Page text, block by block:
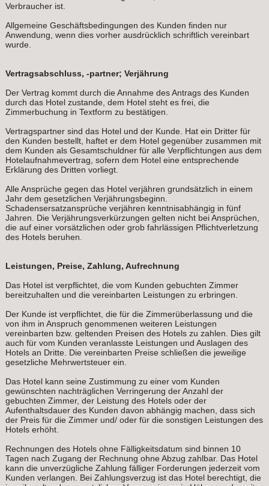
Verbraucher ist.
Allgemeine Geschäftsbedingungen des Kunden finden nur
Anwendung, wenn dies vorher ausdrücklich schriftlich vereinbart
wurde.
Vertragsabschluss, -partner; Verjährung
Der Vertrag kommt durch die Annahme des Antrags des Kunden
durch das Hotel zustande, dem Hotel steht es frei, die
Zimmerbuchung in Textform zu bestätigen.
Vertragspartner sind das Hotel und der Kunde. Hat ein Dritter für
den Kunden bestellt, haftet er dem Hotel gegenüber zusammen mit
dem Kunden als Gesamtschuldner für alle Verpflichtungen aus dem
Hotelaufnahmevertrag, sofern dem Hotel eine entsprechende
Erklärung des Dritten vorliegt.
Alle Ansprüche gegen das Hotel verjähren grundsätzlich in einem
Jahr dem gesetzlichen Verjährungsbeginn.
Schadensersatzansprüche verjähren kenntnisabhängig in fünf
Jahren. Die Verjährungsverkürzungen gelten nicht bei Ansprüchen,
die auf einer vorsätzlichen oder grob fahrlässigen Pflichtverletzung
des Hotels beruhen.
Leistungen, Preise, Zahlung, Aufrechnung
Das Hotel ist verpflichtet, die vom Kunden gebuchten Zimmer
bereitzuhalten und die vereinbarten Leistungen zu erbringen.
Der Kunde ist verpflichtet, die für die Zimmerüberlassung und die
von ihm in Anspruch genommenen weiteren Leistungen
vereinbarten bzw. geltenden Preisen des Hotels zu zahlen. Dies gilt
auch für vom Kunden veranlasste Leistungen und Auslagen des
Hotels an Dritte. Die vereinbarten Preise schließen die jeweilige
gesetzliche Mehrwertsteuer ein.
Das Hotel kann seine Zustimmung zu einer vom Kunden
gewünschten nachträglichen Verringerung der Anzahl der
gebuchten Zimmer, der Leistung des Hotels oder der
Aufenthaltsdauer des Kunden davon abhängig machen, dass sich
der Preis für die Zimmer und/ oder für die sonstigen Leistungen des
Hotels erhöht.
Rechnungen des Hotels ohne Fälligkeitsdatum sind binnen 10
Tagen nach Zugang der Rechnung ohne Abzug zahlbar. Das Hotel
kann die unverzügliche Zahlung fälliger Forderungen jederzeit vom
Kunden verlangen. Bei Zahlungsverzug ist das Hotel berechtigt, die